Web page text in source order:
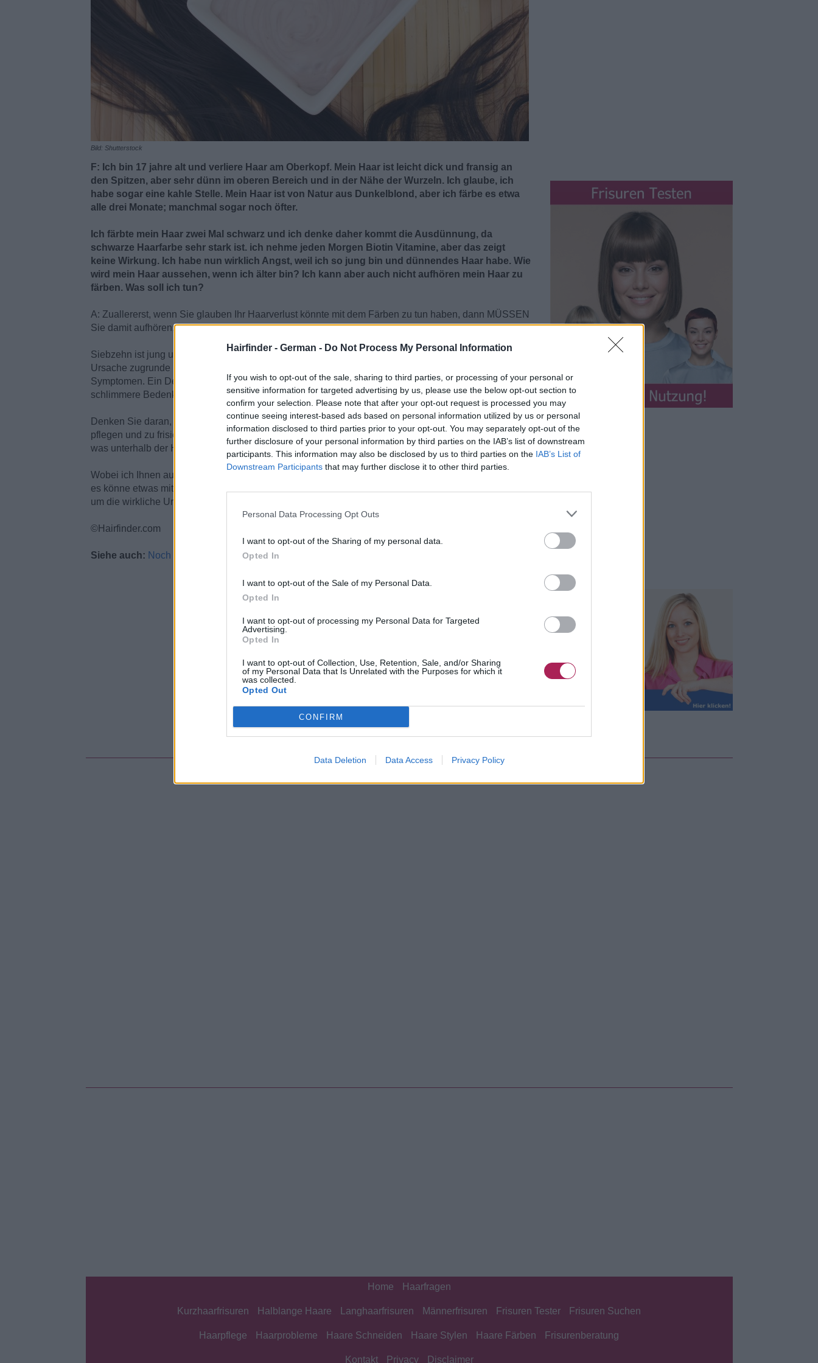
Hairfinder - German - Do Not Process My Personal Information
If you wish to opt-out of the sale, sharing to third parties, or processing of your personal or
sensitive information for targeted advertising by us, please use the below opt-out section to
confirm your selection. Please note that after your opt-out request is processed you may
continue seeing interest-based ads based on personal information utilized by us or personal
information disclosed to third parties prior to your opt-out. You may separately opt-out of the
further disclosure of your personal information by third parties on the IAB’s list of downstream
participants. This information may also be disclosed by us to third parties on the IAB’s List of
Downstream Participants that may further disclose it to other third parties.
Personal Data Processing Opt Outs
I want to opt-out of the Sharing of my personal data.
Opted In
I want to opt-out of the Sale of my Personal Data.
Opted In
I want to opt-out of processing my Personal Data for Targeted
Advertising.
Opted In
I want to opt-out of Collection, Use, Retention, Sale, and/or Sharing
of my Personal Data that Is Unrelated with the Purposes for which it
was collected.
Opted Out
CONFIRM
Data Deletion Data Access Privacy Policy
Bild: Shutterstock
F: Ich bin 17 jahre alt und verliere Haar am Oberkopf. Mein Haar ist leicht dick und fransig an
den Spitzen, aber sehr dünn im oberen Bereich und in der Nähe der Wurzeln. Ich glaube, ich
habe sogar eine kahle Stelle. Mein Haar ist von Natur aus Dunkelblond, aber ich färbe es etwa
alle drei Monate; manchmal sogar noch öfter.
Ich färbte mein Haar zwei Mal schwarz und ich denke daher kommt die Ausdünnung, da
schwarze Haarfarbe sehr stark ist. ich nehme jeden Morgen Biotin Vitamine, aber das zeigt
keine Wirkung. Ich habe nun wirklich Angst, weil ich so jung bin und dünnendes Haar habe. Wie
wird mein Haar aussehen, wenn ich älter bin? Ich kann aber auch nicht aufhören mein Haar zu
färben. Was soll ich tun?
A: Zuallererst, wenn Sie glauben Ihr Haarverlust könnte mit dem Färben zu tun haben, dann MÜSSEN
Sie damit aufhören; Punkt.
Siebzehn ist jung um Haarverlust zu haben und sie sollten sicher stellen, daß dem keine medizinische
Ursache zugrunde liegt. Machen Sie einen Termin bei einem Hautarzt und erzählen Sie ihm von den
Symptomen. Ein Dermatologe kann am besten eine Ursache für Ihr Problem finden und mögliche
schlimmere Bedenken über Ihren Haarausfall ausschliessen.
Denken Sie daran, daß ein Kosmetologe lizensiert und ausgebildet ist um Ihnen zu helfen Ihr Haar zu
pflegen und zu frisieren, aber Stylisten dürfen keine Diagnosen stellen oder Behandlungen für alles,
was unterhalb der Hautoberfläche liegt.
Wobei ich Ihnen aus reiner Logik heraus raten kann mit dem Färben aufzuhören, wenn Sie vermuten
es könne etwas mit Ihrem Haarausfall zu tun haben, dann sollten Sie dennoch einen Arzt besuchen
um die wirkliche Ursache zu finden.
©Hairfinder.com
Siehe auch: Noch mehr Fragen zu Haarausfall
Home Haarfragen
Kurzhaarfrisuren Halblange Haare Langhaarfrisuren Männerfrisuren Frisuren Tester Frisuren Suchen
Haarpflege Haarprobleme Haare Schneiden Haare Stylen Haare Färben Frisurenberatung
Kontakt Privacy Disclaimer